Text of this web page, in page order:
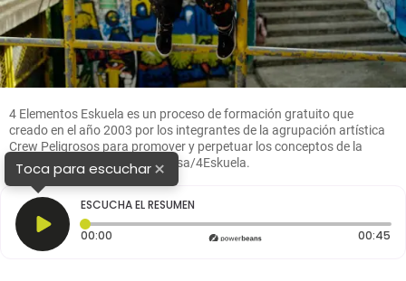
4 Elementos Eskuela es un proceso de formación gratuito que
creado en el año 2003 por los integrantes de la agrupación artística
Crew Peligrosos para promover y perpetuar los conceptos de la
cultura Hip-Hop. Foto Colprensa/4Eskuela.
Toca para escuchar×
ESCUCHA EL RESUMEN
00:00 Tiempo transcurrido: 0 segundos 00:45